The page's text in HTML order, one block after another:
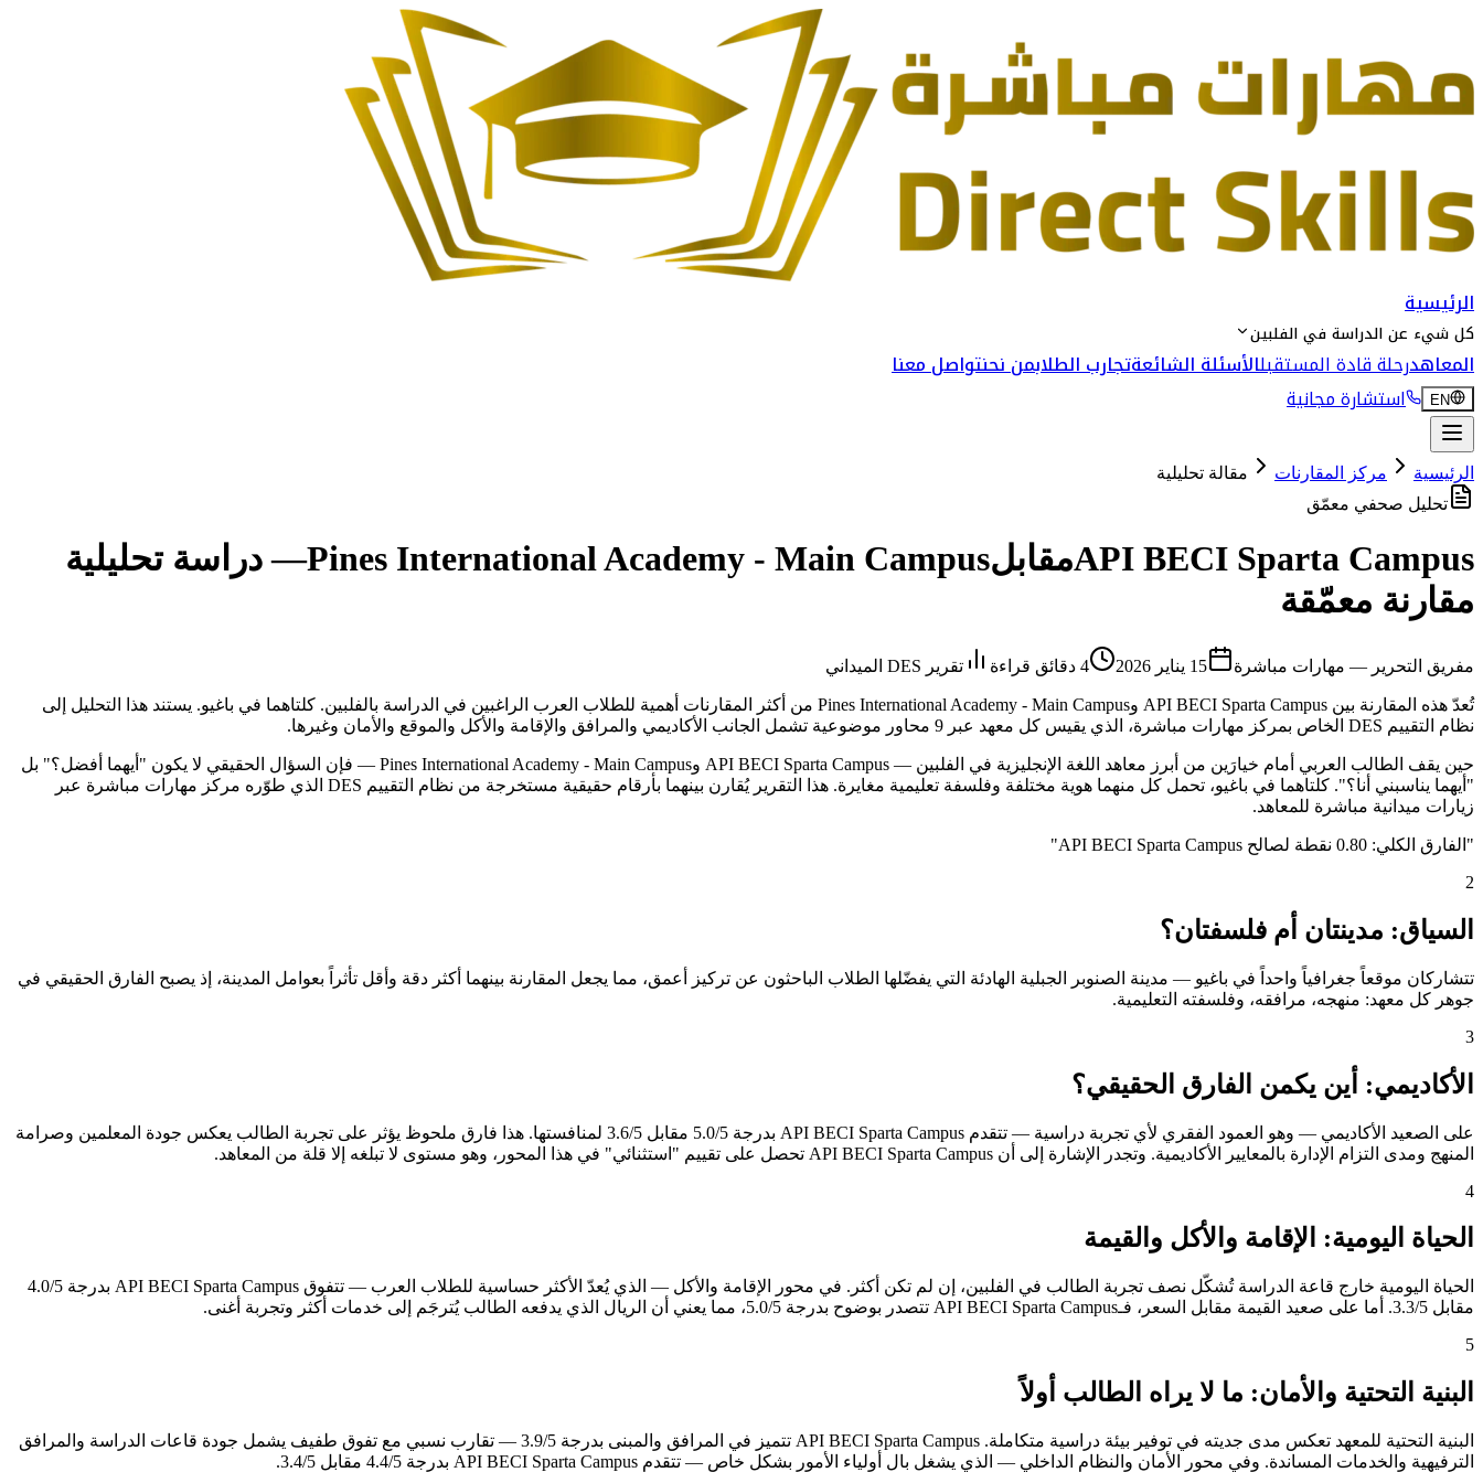
الرئيسية
كل شيء عن الدراسة في الفلبين
المعاهدرحلة قادة المستقبلالأسئلة الشائعةتجارب الطلابمن نحنتواصل معنا
EN استشارة مجانية
الرئيسية مركز المقارنات
مقالة تحليلية
تحليل صحفي معمّق
API BECI Sparta CampusمقابلPines International Academy - Main Campus— دراسة تحليلية
مقارنة معمّقة
مفريق التحرير — مهارات مباشرة 15 يناير 2026 4 دقائق قراءة تقرير DES الميداني
تُعدّ هذه المقارنة بين API BECI Sparta Campus وPines International Academy - Main Campus من أكثر المقارنات أهمية للطلاب العرب الراغبين في الدراسة بالفلبين. كلتاهما في باغيو. يستند هذا التحليل إلى
نظام التقييم DES الخاص بمركز مهارات مباشرة، الذي يقيس كل معهد عبر 9 محاور موضوعية تشمل الجانب الأكاديمي والمرافق والإقامة والأكل والموقع والأمان وغيرها.
حين يقف الطالب العربي أمام خيارَين من أبرز معاهد اللغة الإنجليزية في الفلبين — API BECI Sparta Campus وPines International Academy - Main Campus — فإن السؤال الحقيقي لا يكون "أيهما أفضل؟" بل
"أيهما يناسبني أنا؟". كلتاهما في باغيو، تحمل كل منهما هوية مختلفة وفلسفة تعليمية مغايرة. هذا التقرير يُقارن بينهما بأرقام حقيقية مستخرجة من نظام التقييم DES الذي طوّره مركز مهارات مباشرة عبر
زيارات ميدانية مباشرة للمعاهد.
" الفارق الكلي: 0.80 نقطة لصالح API BECI Sparta Campus
"
2
السياق: مدينتان أم فلسفتان؟
تتشاركان موقعاً جغرافياً واحداً في باغيو — مدينة الصنوبر الجبلية الهادئة التي يفضّلها الطلاب الباحثون عن تركيز أعمق، مما يجعل المقارنة بينهما أكثر دقة وأقل تأثراً بعوامل المدينة، إذ يصبح الفارق الحقيقي في
جوهر كل معهد: منهجه، مرافقه، وفلسفته التعليمية.
3
الأكاديمي: أين يكمن الفارق الحقيقي؟
على الصعيد الأكاديمي — وهو العمود الفقري لأي تجربة دراسية — تتقدم API BECI Sparta Campus بدرجة 5.0/5 مقابل 3.6/5 لمنافستها. هذا فارق ملحوظ يؤثر على تجربة الطالب يعكس جودة المعلمين وصرامة
المنهج ومدى التزام الإدارة بالمعايير الأكاديمية. وتجدر الإشارة إلى أن API BECI Sparta Campus تحصل على تقييم "استثنائي" في هذا المحور، وهو مستوى لا تبلغه إلا قلة من المعاهد.
4
الحياة اليومية: الإقامة والأكل والقيمة
الحياة اليومية خارج قاعة الدراسة تُشكّل نصف تجربة الطالب في الفلبين، إن لم تكن أكثر. في محور الإقامة والأكل — الذي يُعدّ الأكثر حساسية للطلاب العرب — تتفوق API BECI Sparta Campus بدرجة 4.0/5
مقابل 3.3/5. أما على صعيد القيمة مقابل السعر، فـAPI BECI Sparta Campus تتصدر بوضوح بدرجة 5.0/5، مما يعني أن الريال الذي يدفعه الطالب يُترجَم إلى خدمات أكثر وتجربة أغنى.
5
البنية التحتية والأمان: ما لا يراه الطالب أولاً
البنية التحتية للمعهد تعكس مدى جديته في توفير بيئة دراسية متكاملة. API BECI Sparta Campus تتميز في المرافق والمبنى بدرجة 3.9/5 — تقارب نسبي مع تفوق طفيف يشمل جودة قاعات الدراسة والمرافق
الترفيهية والخدمات المساندة. وفي محور الأمان والنظام الداخلي — الذي يشغل بال أولياء الأمور بشكل خاص — تتقدم API BECI Sparta Campus بدرجة 4.4/5 مقابل 3.4/5.